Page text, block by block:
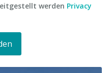
werden Privacy